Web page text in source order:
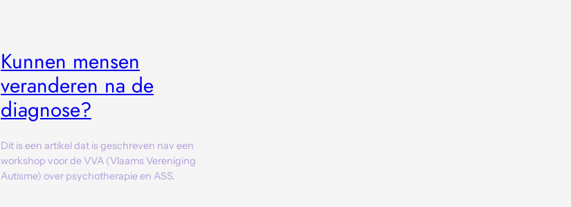
Kunnen mensen
veranderen na de
diagnose?
Dit is een artikel dat is geschreven nav een
workshop voor de VVA (Vlaams Vereniging
Autisme) over psychotherapie en ASS.